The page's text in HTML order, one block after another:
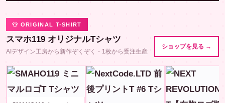
👕 ORIGINAL T-SHIRT
スマホ119 オリジナルTシャツ
AIデザイン工房から新作ぞくぞく・1枚から受注生産
ショップを見る →